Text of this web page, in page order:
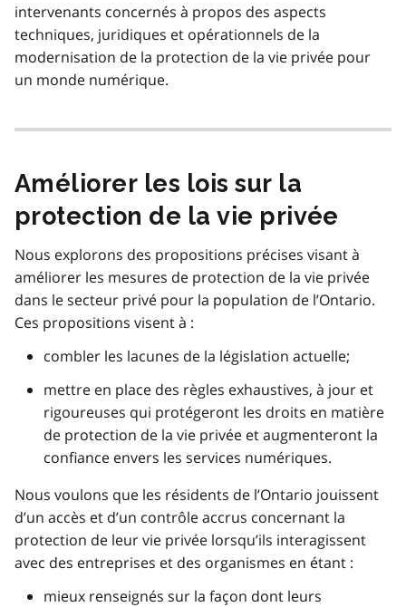
intervenants concernés à propos des aspects
techniques, juridiques et opérationnels de la
modernisation de la protection de la vie privée pour
un monde numérique.
Améliorer les lois sur la
protection de la vie privée
Nous explorons des propositions précises visant à
améliorer les mesures de protection de la vie privée
dans le secteur privé pour la population de l’Ontario.
Ces propositions visent à :
combler les lacunes de la législation actuelle;
mettre en place des règles exhaustives, à jour et
rigoureuses qui protégeront les droits en matière
de protection de la vie privée et augmenteront la
confiance envers les services numériques.
Nous voulons que les résidents de l’Ontario jouissent
d’un accès et d’un contrôle accrus concernant la
protection de leur vie privée lorsqu’ils interagissent
avec des entreprises et des organismes en étant :
mieux renseignés sur la façon dont leurs